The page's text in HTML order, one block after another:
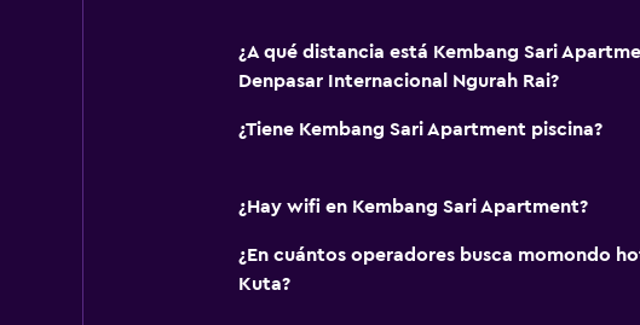
¿A qué distancia está Kembang Sari
Denpasar Internacional Ngurah Rai?
¿Tiene Kembang Sari Apartment piscina?
¿Hay wifi en Kembang Sari Apartment?
¿En cuántos operadores busca momondo
Kuta?